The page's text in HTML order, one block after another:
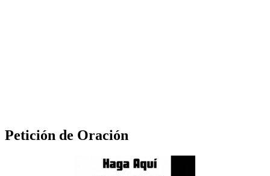
Petición de Oración